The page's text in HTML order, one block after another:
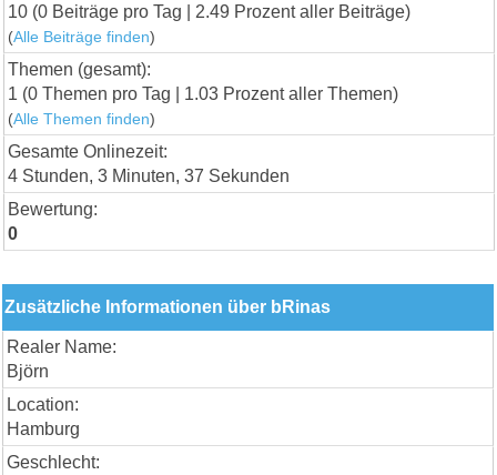
10 (0 Beiträge pro Tag | 2.49 Prozent aller Beiträge)
(Alle Beiträge finden)
Themen (gesamt):
1 (0 Themen pro Tag | 1.03 Prozent aller Themen)
(Alle Themen finden)
Gesamte Onlinezeit:
4 Stunden, 3 Minuten, 37 Sekunden
Bewertung:
0
Zusätzliche Informationen über bRinas
Realer Name:
Björn
Location:
Hamburg
Geschlecht: